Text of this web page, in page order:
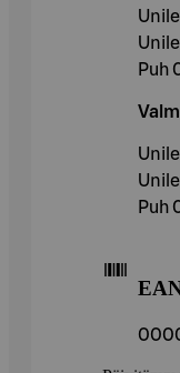
Puh
Puh